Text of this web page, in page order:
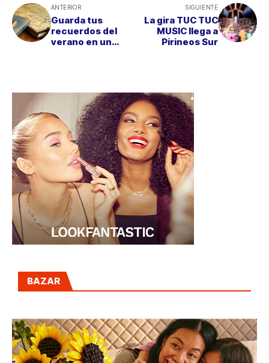
ANTERIOR
Guarda tus
recuerdos del
verano en un
SIGUIENTE
La gira TUC TUC
MUSIC llega a
Pirineos Sur
BAZAR